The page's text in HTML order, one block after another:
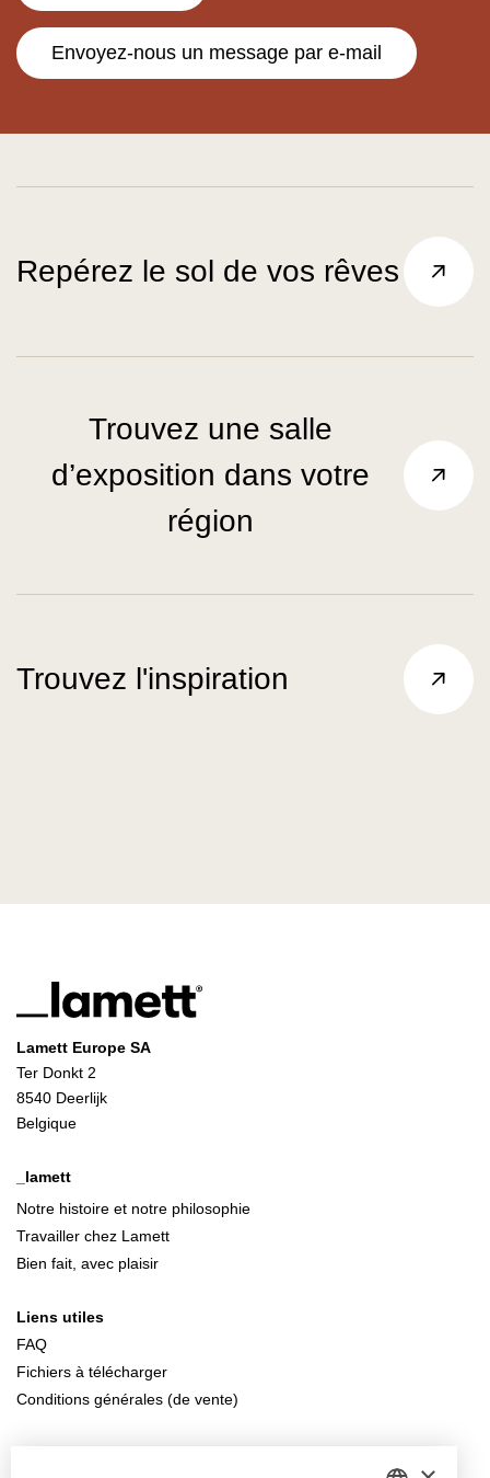
Envoyez-nous un message par e-mail
Repérez le sol de vos rêves
Trouvez une salle
d’exposition dans votre
région
Trouvez l'inspiration
Lamett Europe SA
Ter Donkt 2
8540 Deerlijk
Belgique
_lamett
Notre histoire et notre philosophie
Travailler chez Lamett
Bien fait, avec plaisir
Liens utiles
FAQ
Fichiers à télécharger
Conditions générales (de vente)